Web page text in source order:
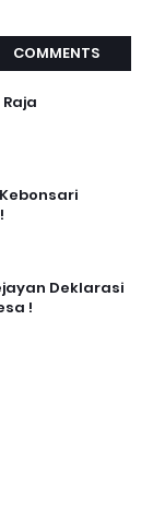
COMMENTS
Deklarasi
!